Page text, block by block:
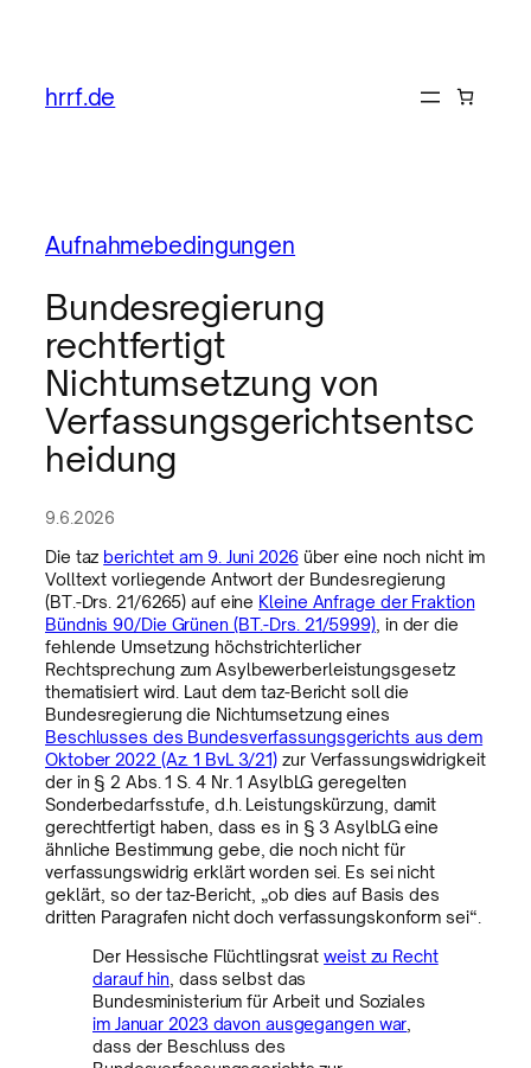
hrrf.de
Aufnahmebedingungen
Bundesregierung
rechtfertigt
Nichtumsetzung von
Verfassungsgerichtsentsc
heidung
9.6.2026
Die taz berichtet am 9. Juni 2026über eine noch nicht im
Volltext vorliegende Antwort der Bundesregierung
(BT.-Drs. 21/6265) auf eine Kleine Anfrage der Fraktion
Bündnis 90/Die Grünen (BT.-Drs. 21/5999) , in der die
fehlende Umsetzung höchstrichterlicher
Rechtsprechung zum Asylbewerberleistungsgesetz
thematisiert wird. Laut dem taz-Bericht soll die
Bundesregierung die Nichtumsetzung eines
Beschlusses des Bundesverfassungsgerichts aus dem
Oktober 2022 (Az. 1 BvL 3/21) zur Verfassungswidrigkeit
der in § 2 Abs. 1 S. 4 Nr. 1 AsylbLG geregelten
Sonderbedarfsstufe, d.h. Leistungskürzung, damit
gerechtfertigt haben, dass es in § 3 AsylbLG eine
ähnliche Bestimmung gebe, die noch nicht für
verfassungswidrig erklärt worden sei. Es sei nicht
geklärt, so der taz-Bericht, „ob dies auf Basis des
dritten Paragrafen nicht doch verfassungskonform sei“.
Der Hessische Flüchtlingsratweist zu Recht
darauf hin , dass selbst das
Bundesministerium für Arbeit und Soziales
im Januar 2023 davon ausgegangen war
dass der Beschluss des